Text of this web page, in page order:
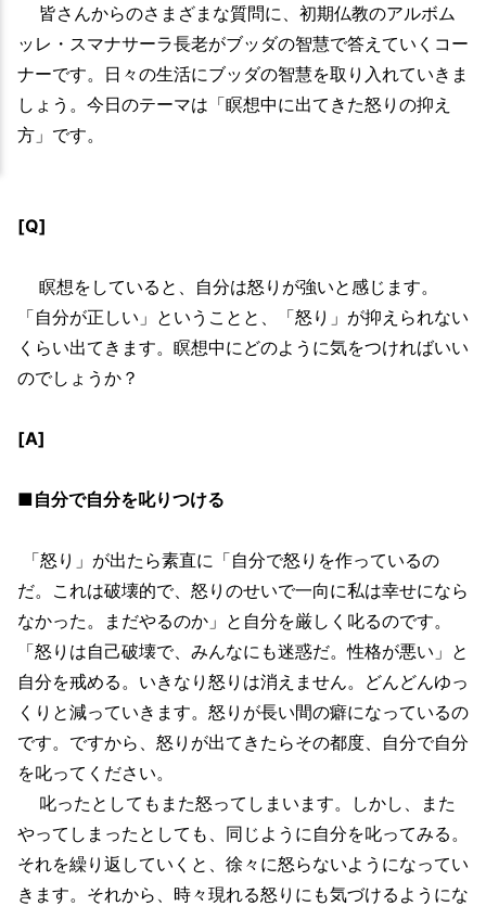
皆さんからのさまざまな質問に、初期仏教のアルボム
ッレ・スマナサーラ長老がブッダの智慧で答えていくコー
ナーです。日々の生活にブッダの智慧を取り入れていきま
しょう。今日のテーマは「瞑想中に出てきた怒りの抑え
方」です。
[Q]
瞑想をしていると、自分は怒りが強いと感じます。
「自分が正しい」ということと、「怒り」が抑えられない
くらい出てきます。瞑想中にどのように気をつければいい
のでしょうか？
[A]
■自分で自分を叱りつける
「怒り」が出たら素直に「自分で怒りを作っているの
だ。これは破壊的で、怒りのせいで一向に私は幸せになら
なかった。まだやるのか」と自分を厳しく叱るのです。
「怒りは自己破壊で、みんなにも迷惑だ。性格が悪い」と
自分を戒める。いきなり怒りは消えません。どんどんゆっ
くりと減っていきます。怒りが長い間の癖になっているの
です。ですから、怒りが出てきたらその都度、自分で自分
を叱ってください。
叱ったとしてもまた怒ってしまいます。しかし、また
やってしまったとしても、同じように自分を叱ってみる。
それを繰り返していくと、徐々に怒らないようになってい
きます。それから、時々現れる怒りにも気づけるようにな